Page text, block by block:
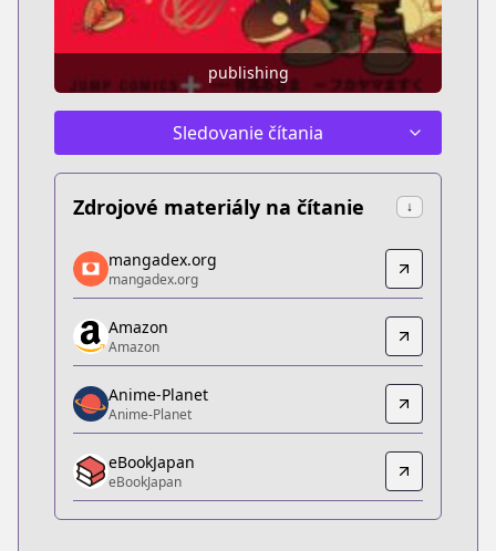
publishing
Sledovanie čítania
Zdrojové materiály na čítanie ↓
mangadex.org
mangadex.org
https://mangadex.org/title/8d2e9520-4127-4bf2-
Amazon
Amazon
https://www.amazon.co.jp/dp/B0B28TW5YT
Anime-Planet
Anime-Planet
https://www.anime-planet.com/manga/make-the-
eBookJapan
eBookJapan
mangadex.org
mangadex.org
Amazon
Amazon
Anime-Planet
Anime-Planet
eBookJapan
eBookJapan